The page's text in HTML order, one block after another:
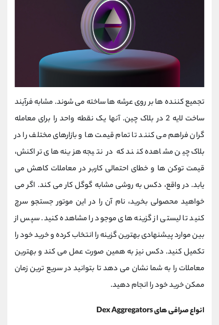
تجمیع کننده ها بر روی عرشه ها ساخته می شوند. مشابه فرآیند
ساخت لایه 2 در بلاک چین. آنها یک نقطه واحد را برای معامله
گران فراهم می کنند تا تمام قیمت ها و بازارهای مختلف را در
بلاک چین مشاهده کنند که در نتیجه هزینه های تراکنش،
قیمت توکن ها و خطای احتمالی کاربر در معاملات کاهش می
یابد. در واقع، دکس به روشی مشابه گوگل کار می کند. اگر می
خواهید محصولی بخرید، نام آن را در این موتور جستجو سرچ
کنید تا لیستی از گزینه های موجود را مشاهده کنید. سپس از
بین موارد پیشنهادی بهترین گزینه را انتخاب کرده و خرید خود را
تکمیل کنید. دکس نیز به همین صورت عمل می کند و بهترین
معاملات را به شما نشان می دهد تا بتوانید در سریع ترین زمان
ممکن خرید خود را انجام دهید.
انواع صرافی های Dex Aggregators